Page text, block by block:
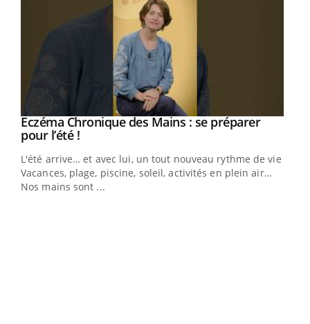
Youtube
Eczéma Chronique des Mains : se préparer
pour l’été !Youtube
L'été arrive… et avec lui, un tout nouveau rythme de vie !
Vacances, plage, piscine, soleil, activités en plein air…
Nos mains sont ...